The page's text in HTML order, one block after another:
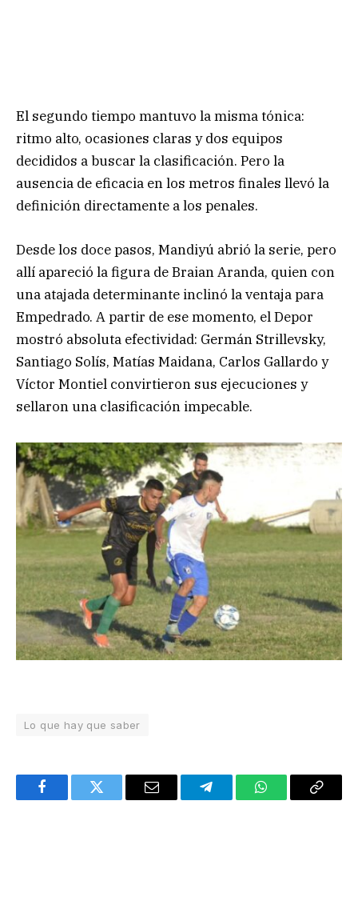
El segundo tiempo mantuvo la misma tónica:
ritmo alto, ocasiones claras y dos equipos
decididos a buscar la clasificación. Pero la
ausencia de eficacia en los metros finales llevó la
definición directamente a los penales.
Desde los doce pasos, Mandiyú abrió la serie, pero
allí apareció la figura de Braian Aranda, quien con
una atajada determinante inclinó la ventaja para
Empedrado. A partir de ese momento, el Depor
mostró absoluta efectividad: Germán Strillevsky,
Santiago Solís, Matías Maidana, Carlos Gallardo y
Víctor Montiel convirtieron sus ejecuciones y
sellaron una clasificación impecable.
Lo que hay que saber
FacebookTwitter Email TelegramWhatsAppCopy